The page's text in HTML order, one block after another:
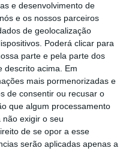
e desenvolvimento de
e os nossos parceiros
de geolocalização
Poderá clicar para
parte e pela parte dos
descrito acima. Em
mais pormenorizadas e
de consentir ou recusar o
que algum processamento
exigir o seu
de se opor a esse
serão aplicadas apenas a
Escolher
“um passo
canal de se tornar
fãs de desporto em